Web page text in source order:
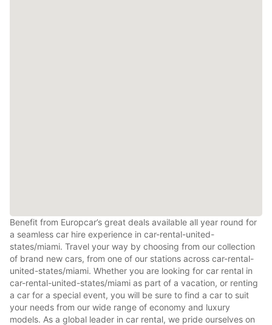
Benefit from Europcar’s great deals available all year round for
a seamless car hire experience in car-rental-united-
states/miami. Travel your way by choosing from our collection
of brand new cars, from one of our stations across car-rental-
united-states/miami. Whether you are looking for car rental in
car-rental-united-states/miami as part of a vacation, or renting
a car for a special event, you will be sure to find a car to suit
your needs from our wide range of economy and luxury
models. As a global leader in car rental, we pride ourselves on